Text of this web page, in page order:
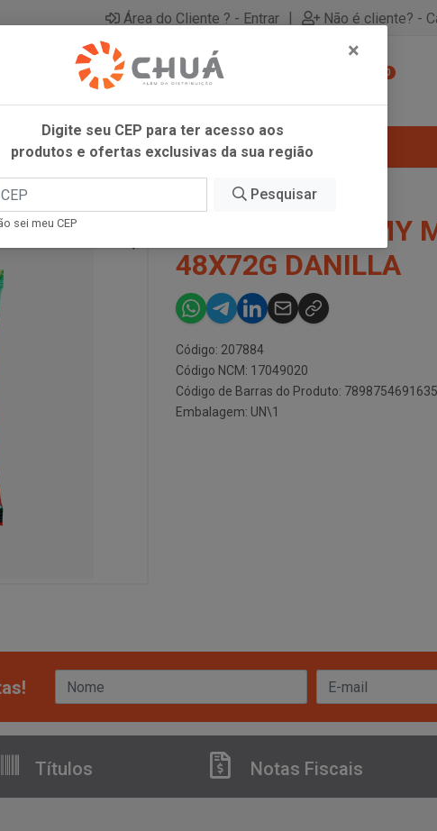
Área do Cliente ? - Entrar | Não é cliente? -
0
DANILLA
DIP LOKO GUMMY
48X72G DANILLA
Código: 207884
Código NCM: 17049020
Código de Barras do Produto: 7898754691635
Embalagem: UN\1
Títulos Notas Fiscais
×
Digite seu CEP para ter acesso aos
produtos e ofertas exclusivas da sua região
Pesquisar
sei meu CEP